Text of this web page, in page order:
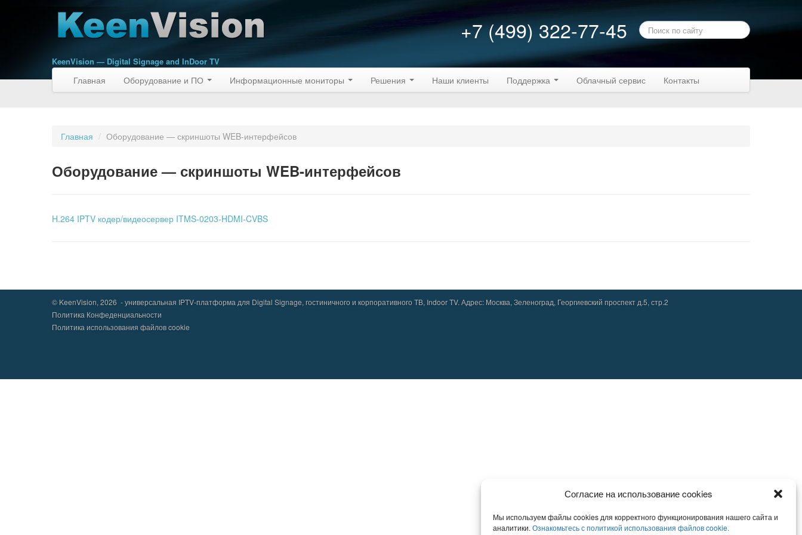
Согласие на использование cookies
Мы используем файлы cookies для корректного функционирования нашего сайта и
аналитики. Ознакомьтесь с политикой использования файлов cookie.
KeenVision — Digital Signage and InDoor TV
+7 (499) 322-77-45
Главная Оборудование и ПО Информационные мониторы Решения Наши клиенты Поддержка Облачный сервис Контакты
Главная / Оборудование — скриншоты WEB-интерфейсов
Оборудование — скриншоты WEB-интерфейсов
H.264 IPTV кодер/видеосервер ITMS-0203-HDMI-CVBS
© KeenVision, 2026 - универсальная IPTV-платформа для Digital Signage, гостиничного и корпоративного ТВ, Indoor TV. Адрес: Москва, Зеленоград, Георгиевский проспект д.5, стр.2
Политика Конфеденциальности
Политика использования файлов cookie